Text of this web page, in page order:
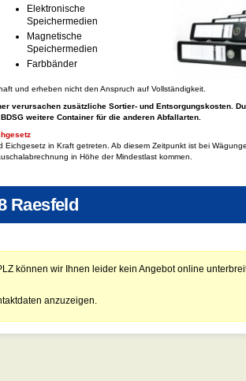
Elektronische
Speichermedien
Magnetische
Speichermedien
Farbbänder
und erheben nicht den Anspruch auf Vollständigkeit.
verursachen zusätzliche Sortier- und Entsorgungskosten.
weitere Container für die anderen Abfallarten.
in Kraft getreten. Ab diesem Zeitpunkt ist bei
in Höhe der Mindestlast kommen.
Raesfeld
können wir Ihnen leider kein Angebot online
anzuzeigen.